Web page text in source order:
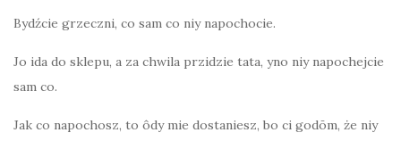
Bydźcie grzeczni, co sam co niy napochocie.
Jo ida do sklepu, a za chwila przidzie tata, yno niy napochejcie
sam co.
Jak co napochosz, to ôdy mie dostaniesz, bo ci godōm, że niy